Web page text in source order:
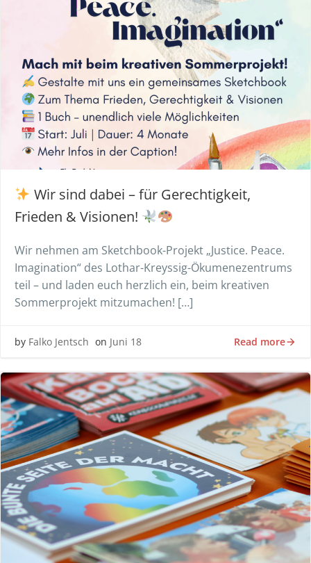
Wir sind dabei – für Gerechtigkeit,
Frieden & Visionen!
Wir nehmen am Sketchbook-Projekt „Justice. Peace.
Imagination“ des Lothar-Kreyssig-Ökumenezentrums
teil – und laden euch herzlich ein, beim kreativen
Sommerprojekt mitzumachen! […]
by Falko Jentsch on Juni 18 Read more